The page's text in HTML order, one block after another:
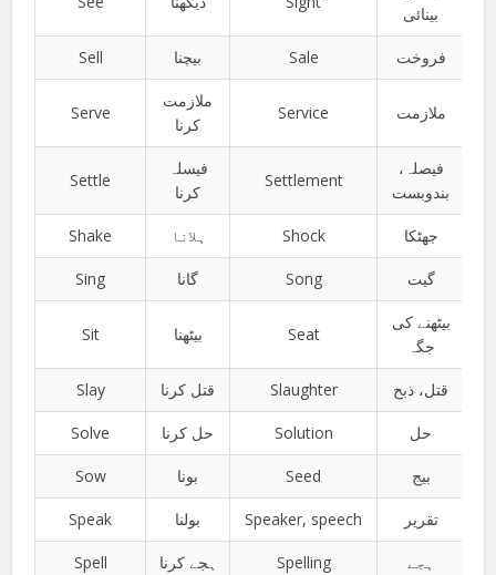
بینائی
Sell بیچنا Sale فروخت
Serve
ملازمت
کرنا
Service ملازمت
Settle
فیسلہ
کرنا
Settlement
فیصلہ،
بندوبست
Shake ہلانا Shock جھٹکا
Sing گانا Song گیت
Sit بیٹھنا Seat
بیٹھنے کی
جگہ
Slay قتل کرنا Slaughter قتل، ذبح
Solve حل کرنا Solution حل
Sow بونا Seed بیج
Speak بولنا Speaker, speech تقریر
Spell ہجے کرنا Spelling ہجے